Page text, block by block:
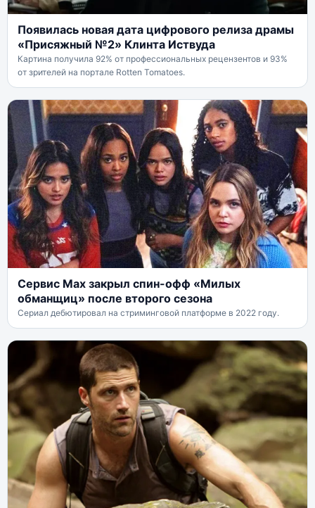
Появилась новая дата цифрового релиза драмы
«Присяжный №2» Клинта Иствуда
Картина получила 92% от профессиональных рецензентов и 93%
от зрителей на портале Rotten Tomatoes.
Сервис Max закрыл спин-офф «Милых
обманщиц» после второго сезона
Сериал дебютировал на стриминговой платформе в 2022 году.